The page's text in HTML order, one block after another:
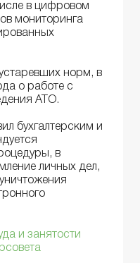
в цифровом
мониторинга
норм, в
о работе с
АТО.
бухгалтерским и
в
личных дел,
и занятости